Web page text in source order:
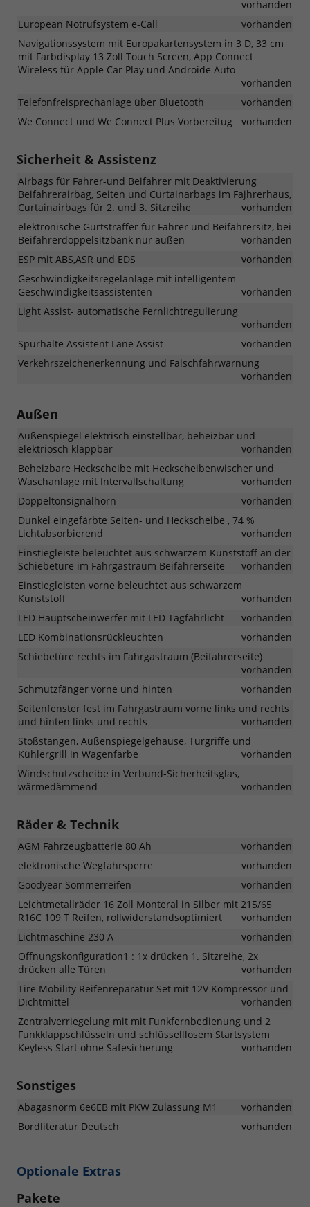
vorhanden
European Notrufsystem e-Call
vorhanden
Navigationssystem mit Europakartensystem in 3 D, 33 cm
mit Farbdisplay 13 Zoll Touch Screen, App Connect
Wireless für Apple Car Play und Androide Auto
vorhanden
Telefonfreisprechanlage über Bluetooth
vorhanden
We Connect und We Connect Plus Vorbereitug
vorhanden
Sicherheit & Assistenz
Airbags für Fahrer-und Beifahrer mit Deaktivierung
Beifahrerairbag, Seiten und Curtainarbags im Fajhrerhaus,
Curtainairbags für 2. und 3. Sitzreihe
vorhanden
elektronische Gurtstraffer für Fahrer und Beifahrersitz, bei
Beifahrerdoppelsitzbank nur außen
vorhanden
ESP mit ABS,ASR und EDS
vorhanden
Geschwindigkeitsregelanlage mit intelligentem
Geschwindigkeitsassistenten
vorhanden
Light Assist- automatische Fernlichtregulierung
vorhanden
Spurhalte Assistent Lane Assist
vorhanden
Verkehrszeichenerkennung und Falschfahrwarnung
vorhanden
Außen
Außenspiegel elektrisch einstellbar, beheizbar und
elektriosch klappbar
vorhanden
Beheizbare Heckscheibe mit Heckscheibenwischer und
Waschanlage mit Intervallschaltung
vorhanden
Doppeltonsignalhorn
vorhanden
Dunkel eingefärbte Seiten- und Heckscheibe , 74 %
Lichtabsorbierend
vorhanden
Einstiegleiste beleuchtet aus schwarzem Kunststoff an der
Schiebetüre im Fahrgastraum Beifahrerseite
vorhanden
Einstiegleisten vorne beleuchtet aus schwarzem
Kunststoff
vorhanden
LED Hauptscheinwerfer mit LED Tagfahrlicht
vorhanden
LED Kombinationsrückleuchten
vorhanden
Schiebetüre rechts im Fahrgastraum (Beifahrerseite)
vorhanden
Schmutzfänger vorne und hinten
vorhanden
Seitenfenster fest im Fahrgastraum vorne links und rechts
und hinten links und rechts
vorhanden
Stoßstangen, Außenspiegelgehäuse, Türgriffe und
Kühlergrill in Wagenfarbe
vorhanden
Windschutzscheibe in Verbund-Sicherheitsglas,
wärmedämmend
vorhanden
Räder & Technik
AGM Fahrzeugbatterie 80 Ah
vorhanden
elektronische Wegfahrsperre
vorhanden
Goodyear Sommerreifen
vorhanden
Leichtmetallräder 16 Zoll Monteral in Silber mit 215/65
R16C 109 T Reifen, rollwiderstandsoptimiert
vorhanden
Lichtmaschine 230 A
vorhanden
Öffnungskonfiguration1 : 1x drücken 1. Sitzreihe, 2x
drücken alle Türen
vorhanden
Tire Mobility Reifenreparatur Set mit 12V Kompressor und
Dichtmittel
vorhanden
Zentralverriegelung mit mit Funkfernbedienung und 2
Funkklappschlüsseln und schlüsselllosem Startsystem
Keyless Start ohne Safesicherung
vorhanden
Sonstiges
Abagasnorm 6e6EB mit PKW Zulassung M1
vorhanden
Bordliteratur Deutsch
vorhanden
Optionale Extras
Pakete